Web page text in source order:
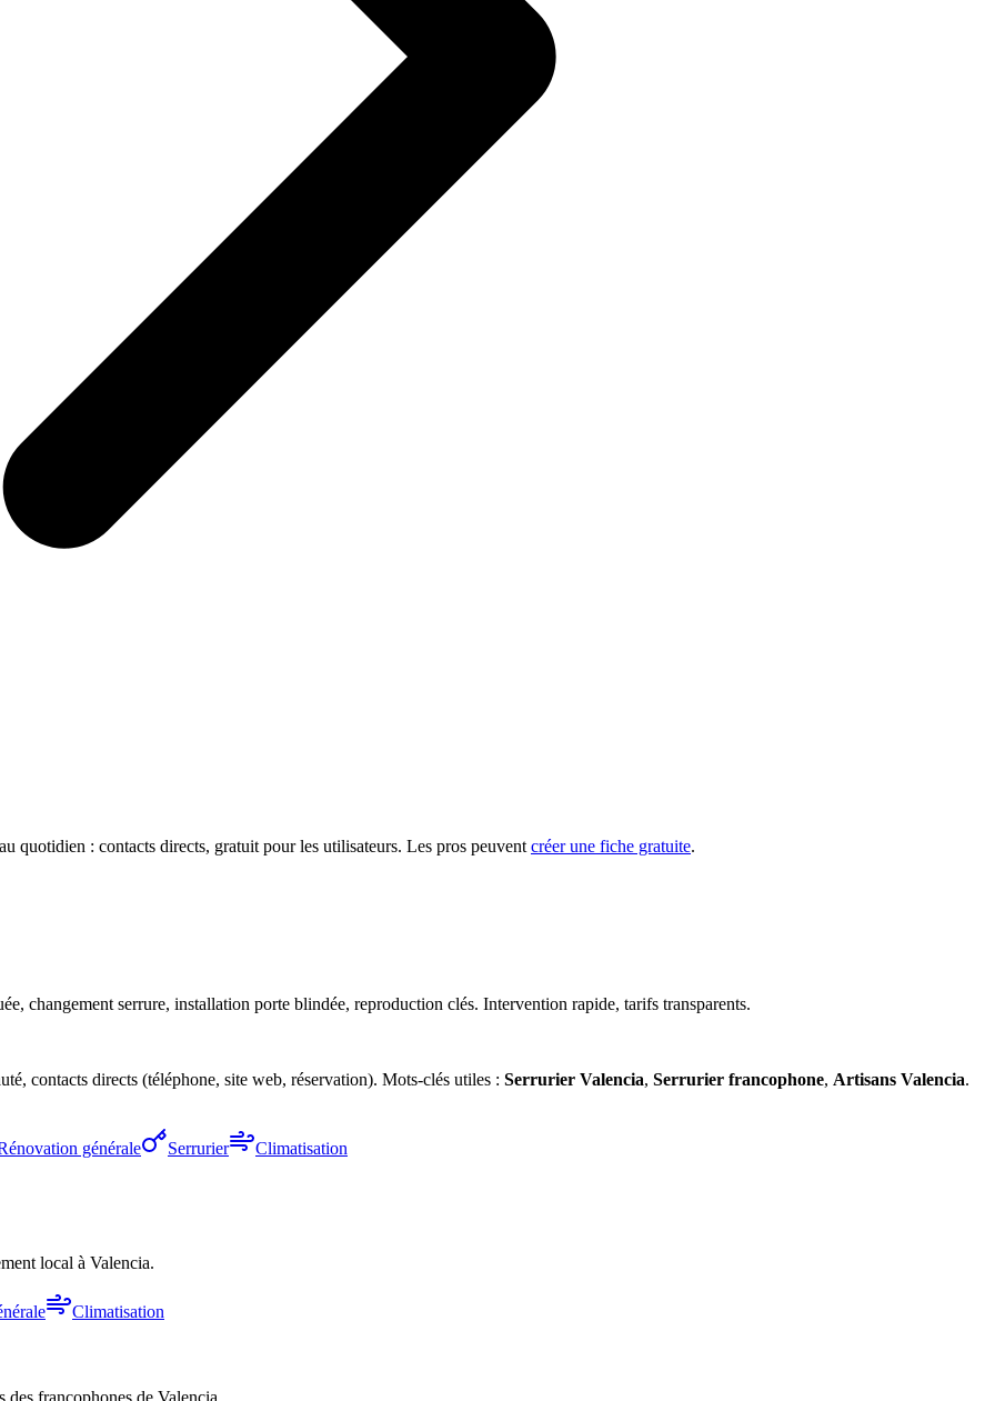
quotidien : contacts directs, gratuit pour les utilisateurs. Les pros peuvent créer une fiche gratuite.
changement serrure, installation porte blindée, reproduction clés. Intervention rapide, tarifs transparents.
contacts directs (téléphone, site web, réservation). Mots-clés utiles : Serrurier Valencia, Serrurier francophone, Artisans Valencia.
générale Serrurier
Climatisation
local à Valencia.
Climatisation